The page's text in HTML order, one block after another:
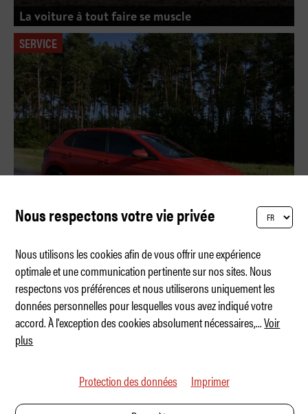
La voiture à tout faire se muscle
SERVICE
Test des pneus d'été 2026 du TCS
Nous respectons votre vie privée
Nous utilisons les cookies afin de vous offrir une expérience
optimale et une communication pertinente sur nos sites. Nous
respectons vos préférences et nous utiliserons uniquement les
données personnelles pour lesquelles vous avez indiqué votre
accord. À l'exception des cookies absolument nécessaires,...Voir
plus
Protection des données Imprimer